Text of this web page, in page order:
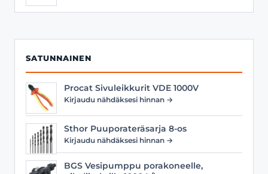
SATUNNAINEN
Procat Sivuleikkurit VDE 1000V
Kirjaudu nähdäksesi hinnan →
Sthor Puuporateräsarja 8-os
Kirjaudu nähdäksesi hinnan →
BGS Vesipumppu porakoneelle,